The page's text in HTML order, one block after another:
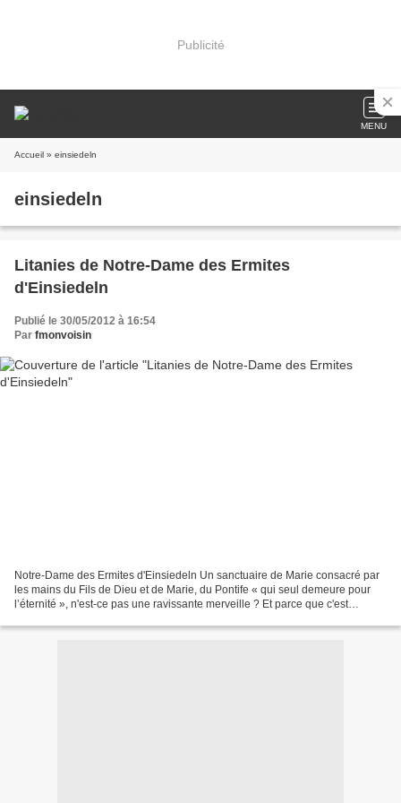
Publicité
MENU
Accueil » einsiedeln
einsiedeln
Litanies de Notre-Dame des Ermites
d'Einsiedeln
Publié le 30/05/2012 à 16:54
Par fmonvoisin
Notre-Dame des Ermites d'Einsiedeln Un sanctuaire de Marie consacré par
les mains du Fils de Dieu et de Marie, du Pontife « qui seul demeure pour
l’éternité », n'est-ce pas une ravissante merveille ? Et parce que c'est